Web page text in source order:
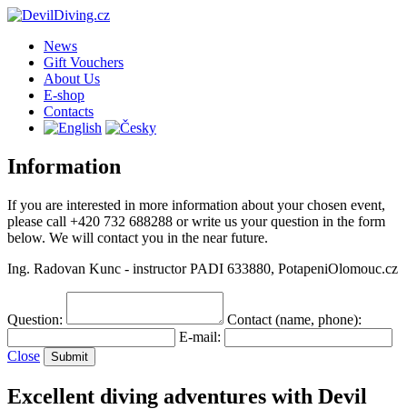
News
Gift Vouchers
About Us
E-shop
Contacts
Information
If you are interested in more information about your chosen event,
please call +420 732 688288 or write us your question in the form
below. We will contact you in the near future.
Ing. Radovan Kunc - instructor PADI 633880, PotapeniOlomouc.cz
Question:
Contact (name, phone):
E-mail:
Close
Excellent diving adventures with Devil